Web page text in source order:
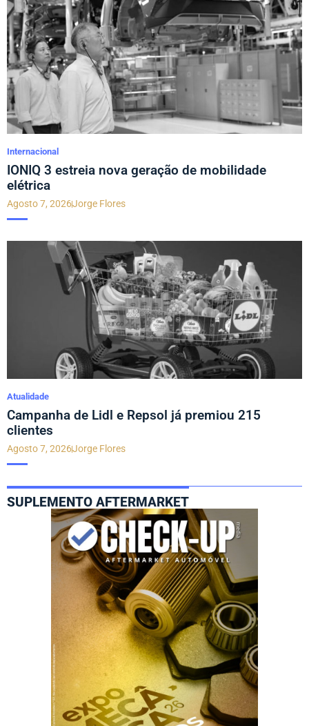
Internacional
IONIQ 3 estreia nova geração de mobilidade
elétrica
Agosto 7, 2026Jorge Flores
Atualidade
Campanha de Lidl e Repsol já premiou 215
clientes
Agosto 7, 2026Jorge Flores
SUPLEMENTO AFTERMARKET